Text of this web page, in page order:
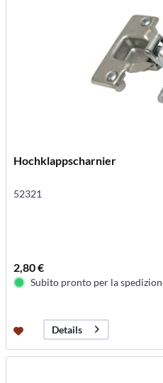
Hochklappscharnier
52321
2,80 €
Subito pronto per la
Details